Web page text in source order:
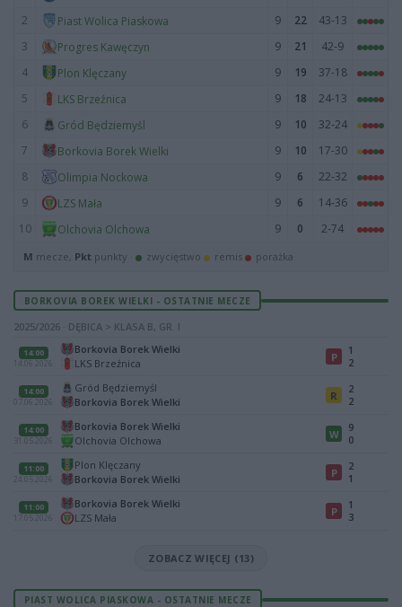
2
Piast Wolica Piaskowa 9 22
43-13
3
Progres Kawęczyn 9 21
42-9
4
Plon Klęczany 9 19
37-18
5
LKS Brzeźnica 9 18
24-13
6
Gród Będziemyśl 9 10
32-24
7
Borkovia Borek Wielki 9 10
17-30
8
Olimpia Nockowa 9 6
22-32
9
LZS Mała 9 6
14-36
10
Olchovia Olchowa 9 0 2-74
M mecze, Pkt punkty · zwycięstwo remis porażka
BORKOVIA BOREK WIELKI - OSTATNIE MECZE
2025/2026 · DĘBICA > KLASA B, GR. I
14:00
14.06.2026
Borkovia Borek Wielki
LKS Brzeźnica
P
1
2
14:00
07.06.2026
Gród Będziemyśl
Borkovia Borek Wielki
R
2
2
14:00
31.05.2026
Borkovia Borek Wielki
Olchovia Olchowa
W
9
0
11:00
24.05.2026
Plon Klęczany
Borkovia Borek Wielki
P
2
1
11:00
17.05.2026
Borkovia Borek Wielki
LZS Mała
P
1
3
ZOBACZ WIĘCEJ (13)
PIAST WOLICA PIASKOWA - OSTATNIE MECZE